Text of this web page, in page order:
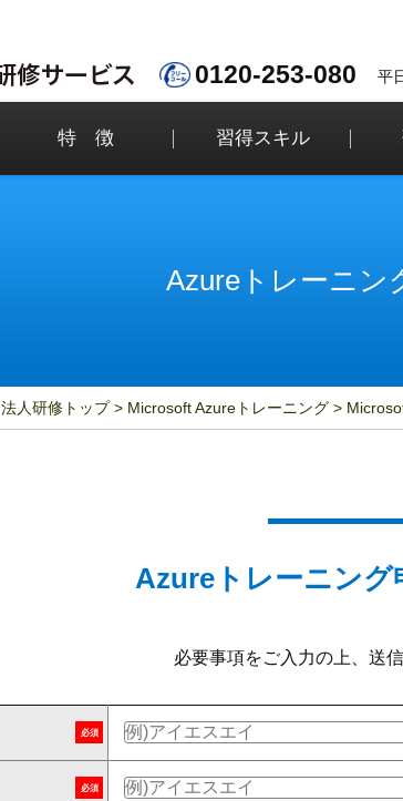
0120-253-080 平
特 徴 習得スキル
Azureトレーニン
法人研修トップ Microsoft Azureトレーニング
Azureトレーニング
必要事項をご入力の上、送
必須
必須